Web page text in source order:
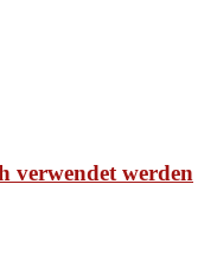
verwendet werden